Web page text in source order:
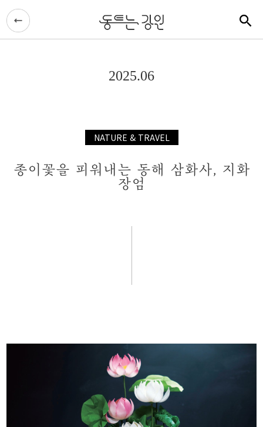
2025.06
NATURE & TRAVEL
종이꽃을 피워내는 동해 삼화사, 지화
장엄